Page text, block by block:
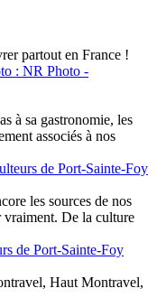
partout en France !
à sa gastronomie, les
associés à nos
les sources de nos
vraiment. De la culture
Haut Montravel,